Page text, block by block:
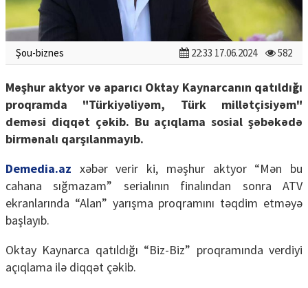
Şou-biznes 22:33 17.06.2024 582
Məşhur aktyor və aparıcı Oktay Kaynarcanın qatıldığı
proqramda "Türkiyəliyəm, Türk millətçisiyəm"
deməsi diqqət çəkib. Bu açıqlama sosial şəbəkədə
birmənalı qarşılanmayıb.
Demedia.az xəbər verir ki, məşhur aktyor “Mən bu
cahana sığmazam” serialının finalından sonra ATV
ekranlarında “Alan” yarışma proqramını təqdim etməyə
başlayıb.
Oktay Kaynarca qatıldığı “Biz-Biz” proqramında verdiyi
açıqlama ilə diqqət çəkib.